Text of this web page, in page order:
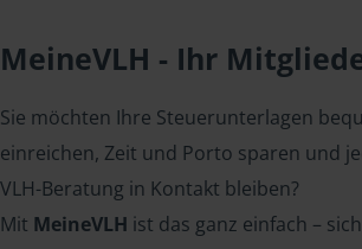
MeineVLH - Ihr
Sie möchten Ihre Steuerunterlagen
einreichen, Zeit und Porto sparen und
VLH-Beratung in Kontakt bleiben?
Mit MeineVLH ist das ganz einfach –